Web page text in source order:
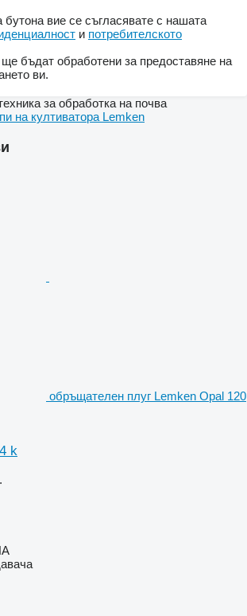
бутона вие се съгласявате с нашата
и потребителското
бъдат обработени за предоставяне на
ви.
обръщателен плуг Lemken Opal 120
k
за обработка на почва
на култиватора Lemken